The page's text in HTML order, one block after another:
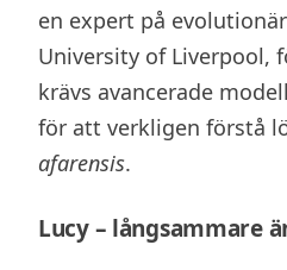
en expert på
University of Liverpool,
krävs avancerade
för att verkligen förstå
afarensis.
Lucy – långsammare